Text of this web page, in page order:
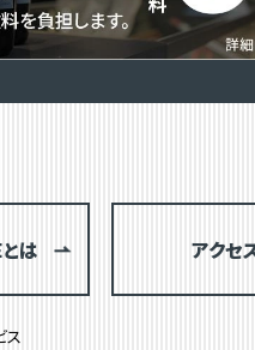
は アクセ
ス